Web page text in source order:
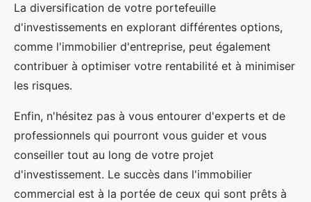
La diversification de votre portefeuille
d'investissements en explorant différentes options,
comme l'immobilier d'entreprise, peut également
contribuer à optimiser votre rentabilité et à minimiser
les risques.
Enfin, n'hésitez pas à vous entourer d'experts et de
professionnels qui pourront vous guider et vous
conseiller tout au long de votre projet
d'investissement. Le succès dans l'immobilier
commercial est à la portée de ceux qui sont prêts à